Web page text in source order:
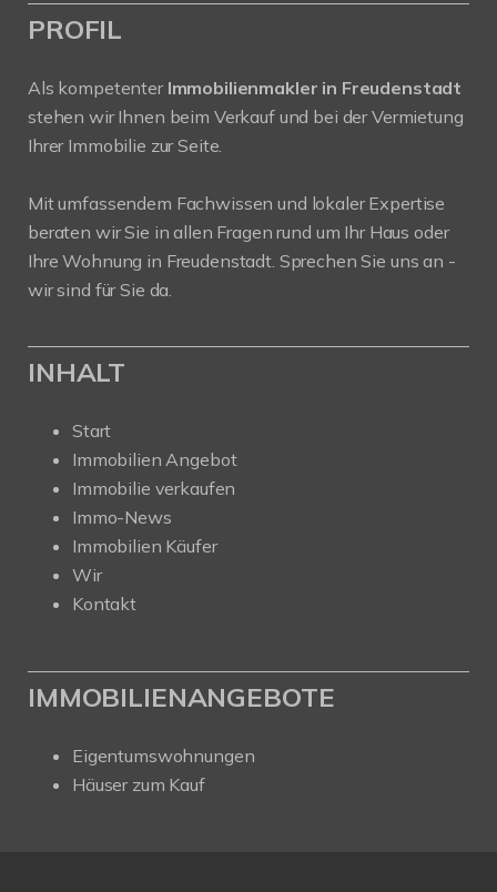
PROFIL
Als kompetenter Immobilienmakler in Freudenstadt
stehen wir Ihnen beim Verkauf und bei der Vermietung
Ihrer Immobilie zur Seite.
Mit umfassendem Fachwissen und lokaler Expertise
beraten wir Sie in allen Fragen rund um Ihr Haus oder
Ihre Wohnung in Freudenstadt. Sprechen Sie uns an -
wir sind für Sie da.
INHALT
Start
Immobilien Angebot
Immobilie verkaufen
Immo-News
Immobilien Käufer
Wir
Kontakt
IMMOBILIENANGEBOTE
Eigentumswohnungen
Häuser zum Kauf